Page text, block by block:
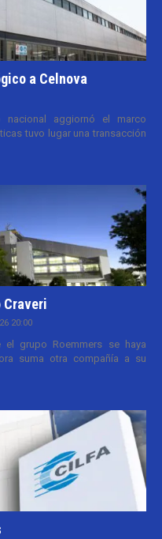
a Celnova
aggiornó el marco
tuvo lugar una transacción
Craveri
20:00
grupo Roemmers se haya
suma otra compañía a su